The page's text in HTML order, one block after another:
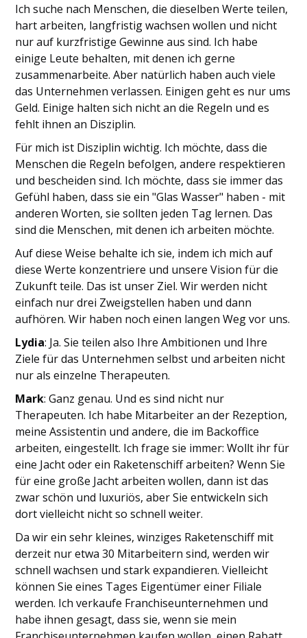
Ich suche nach Menschen, die dieselben Werte teilen,
hart arbeiten, langfristig wachsen wollen und nicht
nur auf kurzfristige Gewinne aus sind. Ich habe
einige Leute behalten, mit denen ich gerne
zusammenarbeite. Aber natürlich haben auch viele
das Unternehmen verlassen. Einigen geht es nur ums
Geld. Einige halten sich nicht an die Regeln und es
fehlt ihnen an Disziplin.
Für mich ist Disziplin wichtig. Ich möchte, dass die
Menschen die Regeln befolgen, andere respektieren
und bescheiden sind. Ich möchte, dass sie immer das
Gefühl haben, dass sie ein "Glas Wasser" haben - mit
anderen Worten, sie sollten jeden Tag lernen. Das
sind die Menschen, mit denen ich arbeiten möchte.
Auf diese Weise behalte ich sie, indem ich mich auf
diese Werte konzentriere und unsere Vision für die
Zukunft teile. Das ist unser Ziel. Wir werden nicht
einfach nur drei Zweigstellen haben und dann
aufhören. Wir haben noch einen langen Weg vor uns.
Lydia: Ja. Sie teilen also Ihre Ambitionen und Ihre
Ziele für das Unternehmen selbst und arbeiten nicht
nur als einzelne Therapeuten.
Mark: Ganz genau. Und es sind nicht nur
Therapeuten. Ich habe Mitarbeiter an der Rezeption,
meine Assistentin und andere, die im Backoffice
arbeiten, eingestellt. Ich frage sie immer: Wollt ihr für
eine Jacht oder ein Raketenschiff arbeiten? Wenn Sie
für eine große Jacht arbeiten wollen, dann ist das
zwar schön und luxuriös, aber Sie entwickeln sich
dort vielleicht nicht so schnell weiter.
Da wir ein sehr kleines, winziges Raketenschiff mit
derzeit nur etwa 30 Mitarbeitern sind, werden wir
schnell wachsen und stark expandieren. Vielleicht
können Sie eines Tages Eigentümer einer Filiale
werden. Ich verkaufe Franchiseunternehmen und
habe ihnen gesagt, dass sie, wenn sie mein